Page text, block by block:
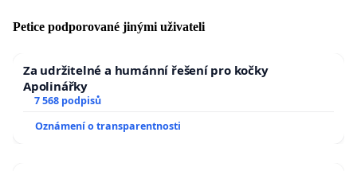
Petice podporované jinými uživateli
Za udržitelné a humánní řešení pro kočky
Apolinářky
7 568 podpisů
Oznámení o transparentnosti